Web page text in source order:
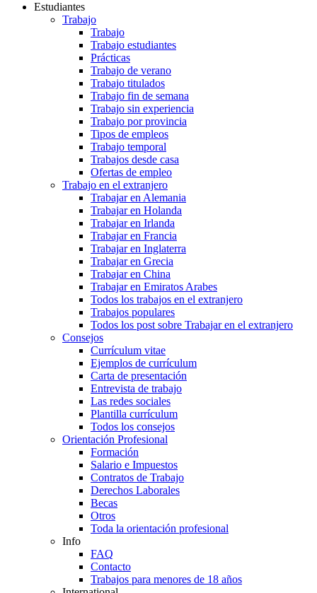
Estudiantes
Trabajo
Trabajo
Trabajo estudiantes
Prácticas
Trabajo de verano
Trabajo titulados
Trabajo fin de semana
Trabajo sin experiencia
Trabajo por provincia
Tipos de empleos
Trabajo temporal
Trabajos desde casa
Ofertas de empleo
Trabajo en el extranjero
Trabajar en Alemania
Trabajar en Holanda
Trabajar en Irlanda
Trabajar en Francia
Trabajar en Inglaterra
Trabajar en Grecia
Trabajar en China
Trabajar en Emiratos Arabes
Todos los trabajos en el extranjero
Trabajos populares
Todos los post sobre Trabajar en el extranjero
Consejos
Currículum vitae
Ejemplos de currículum
Carta de presentación
Entrevista de trabajo
Las redes sociales
Plantilla currículum
Todos los consejos
Orientación Profesional
Formación
Salario e Impuestos
Contratos de Trabajo
Derechos Laborales
Becas
Otros
Toda la orientación profesional
Info
FAQ
Contacto
Trabajos para menores de 18 años